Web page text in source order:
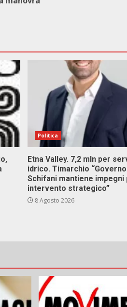
Politica
Etna Valley. 7,2 mln per
idrico. Timarchio “Governo
Schifani mantiene impegni
intervento strategico”
8 Agosto 2026